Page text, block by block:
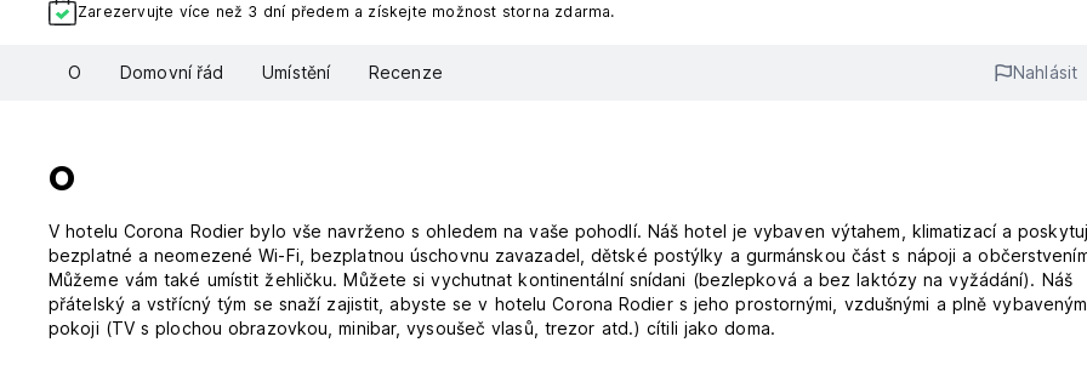
Zarezervujte více než 3 dní předem a získejte možnost storna zdarma.
O Domovní řád Umístění Recenze Nahlásit
O
V hotelu Corona Rodier bylo vše navrženo s ohledem na vaše pohodlí. Náš hotel je vybaven výtahem, klimatizací a
bezplatné a neomezené Wi-Fi, bezplatnou úschovnu zavazadel, dětské postýlky a gurmánskou část s nápoji a
Můžeme vám také umístit žehličku. Můžete si vychutnat kontinentální snídani (bezlepková a bez laktózy na vyžádání). Náš
přátelský a vstřícný tým se snaží zajistit, abyste se v hotelu Corona Rodier s jeho prostornými, vzdušnými a plně
pokoji (TV s plochou obrazovkou, minibar, vysoušeč vlasů, trezor atd.) cítili jako doma.